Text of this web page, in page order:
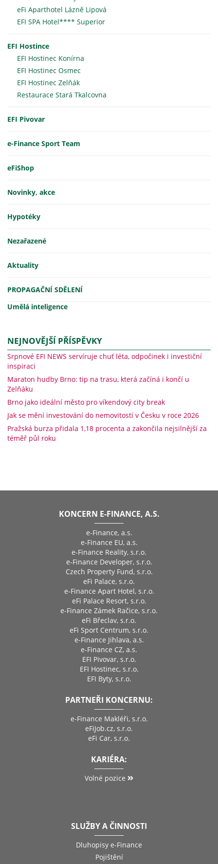
eFi Aparthotel Lázně Lipová
EFI SPA Hotel**** Superior
EFI Hostince
EFI Hostinec Konírna
EFI Hostinec Osmec
EFI Hostinec Zelňák
Restaurace Stará Tkalcovna
EFI Pivovar
e-Finance Sport Team
eFiShop
Novinky, akce
Hypotéky
Nezařazené
Aktuality
PROPAGAČNÍ SDĚLENÍ
Umělá inteligence
NEJNOVĚJŠÍ PŘÍSPĚVKY
Srpnové EFI NEWS servíruje chuť léta, odpočinek i investiční
inspiraci
Maraton hudby Brno: tip na trasu, která začíná i končí u
Zelňáku
Brno jako ideální město pro víkendový city break
Jak se mění investování do nemovitostí v Česku v roce 2026
Pražská burza přidala 1,18 procenta a zakončila nejsilnější za
téměř půl roku
KONCERN E-FINANCE, A.S.
e-Finance, a.s.
e-Finance EU, a.s.
e-Finance Reality, s.r.o.
e-Finance Developer, s.r.o.
Czech Property Fund, s.r.o.
eFi Palace, s.r.o.
e-Finance Apart Hotel, s.r.o.
eFi Palace Resort, s.r.o.
e-Finance Zámek Račice, s.r.o.
eFi Břeclav, s.r.o.
eFi Sport Centrum, s.r.o.
e-Finance Jihlava, a.s.
e-Finance CZ, a.s.
EFI Pivovar, s.r.o.
EFI Hostinec, s.r.o.
EFI Byty, s.r.o.
PARTNEŘI KONCERNU:
e-Finance Makléři, s.r.o.
eFiJob.cz, s.r.o.
eFi Car, s.r.o.
KARIÉRA:
Volné pozice
SLUŽBY A ČINNOSTI
Dluhopisy e-Finance
Pojištění